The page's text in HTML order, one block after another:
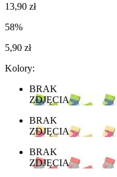
13,90 zł
58%
5,90 zł
Kolory:
BRAK
ZDJĘCIA
BRAK
ZDJĘCIA
BRAK
ZDJĘCIA